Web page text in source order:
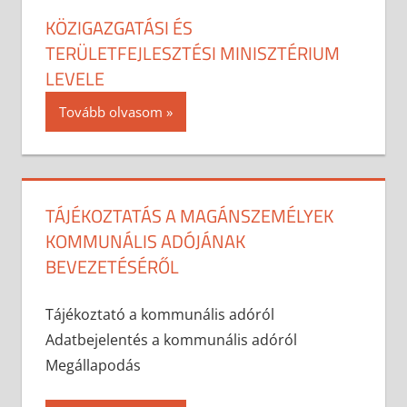
KÖZIGAZGATÁSI ÉS
TERÜLETFEJLESZTÉSI MINISZTÉRIUM
LEVELE
Tovább olvasom
TÁJÉKOZTATÁS A MAGÁNSZEMÉLYEK
KOMMUNÁLIS ADÓJÁNAK
BEVEZETÉSÉRŐL
Tájékoztató a kommunális adóról
Adatbejelentés a kommunális adóról
Megállapodás